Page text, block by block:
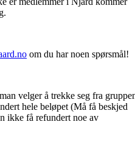
om du har noen spørsmål!
velger å trekke seg fra
hele beløpet (Må få beskjed
ikke få refundert noe av